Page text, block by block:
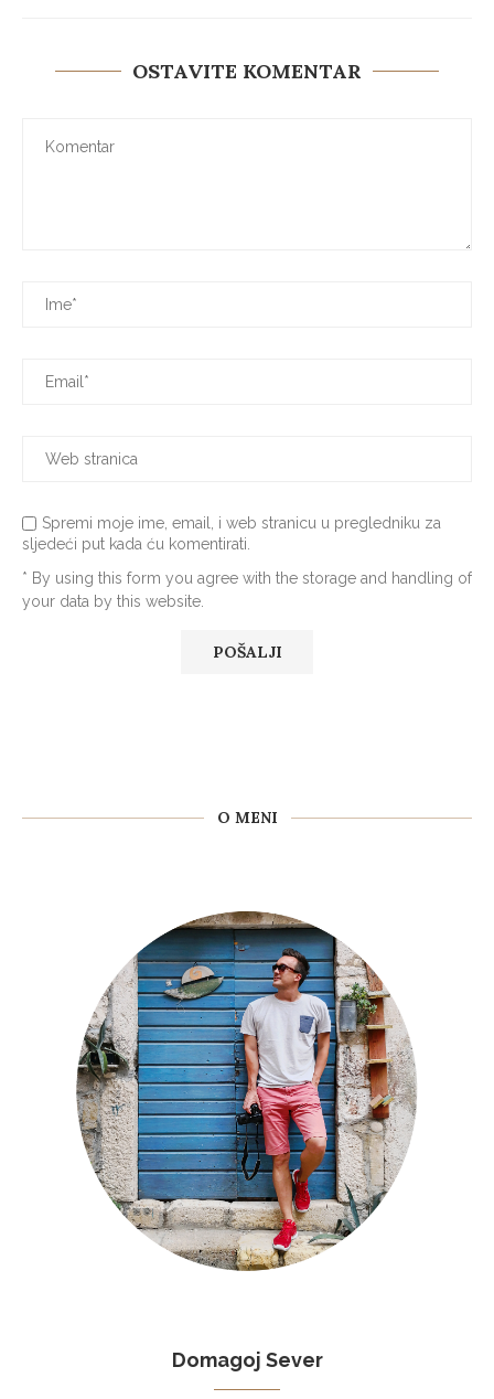
OSTAVITE KOMENTAR
Spremi moje ime, email, i web stranicu u pregledniku za
sljedeći put kada ću komentirati.
* By using this form you agree with the storage and handling of
your data by this website.
O MENI
Domagoj Sever